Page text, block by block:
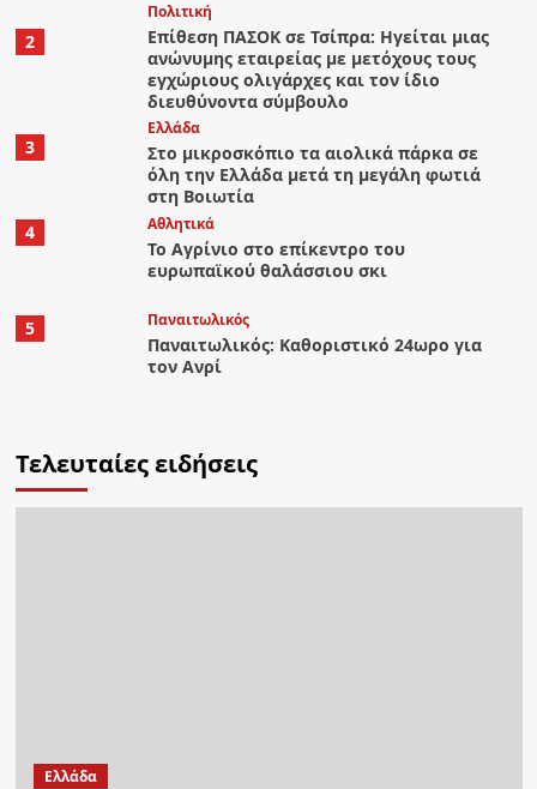
2
Πολιτική
Επίθεση ΠΑΣΟΚ σε Τσίπρα: Ηγείται μιας
ανώνυμης εταιρείας με μετόχους τους
εγχώριους ολιγάρχες και τον ίδιο
διευθύνοντα σύμβουλο
3
Ελλάδα
Στο μικροσκόπιο τα αιολικά πάρκα σε
όλη την Ελλάδα μετά τη μεγάλη φωτιά
στη Βοιωτία
4
Αθλητικά
Το Αγρίνιο στο επίκεντρο του
ευρωπαϊκού θαλάσσιου σκι
5 Παναιτωλικός
Παναιτωλικός: Καθοριστικό 24ωρο για
τον Ανρί
Τελευταίες ειδήσεις
Ελλάδα